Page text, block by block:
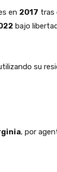
en 2017 tras
bajo
su
, por